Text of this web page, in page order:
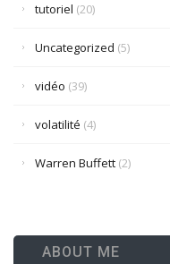
tutoriel (20)
Uncategorized (5)
vidéo (39)
volatilité (4)
Warren Buffett (2)
ABOUT ME